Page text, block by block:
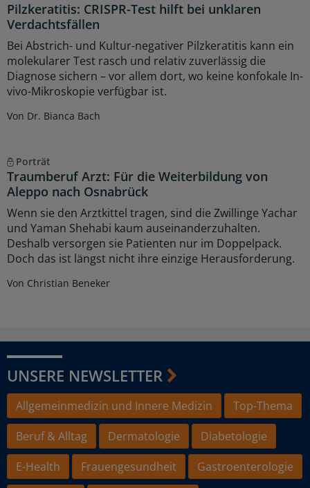
Pilzkeratitis: CRISPR-Test hilft bei unklaren
Verdachtsfällen
Bei Abstrich- und Kultur-negativer Pilzkeratitis kann ein
molekularer Test rasch und relativ zuverlässig die
Diagnose sichern – vor allem dort, wo keine konfokale In-
vivo-Mikroskopie verfügbar ist.
Von Dr. Bianca Bach
Porträt
Traumberuf Arzt: Für die Weiterbildung von
Aleppo nach Osnabrück
Wenn sie den Arztkittel tragen, sind die Zwillinge Yachar
und Yaman Shehabi kaum auseinanderzuhalten.
Deshalb versorgen sie Patienten nur im Doppelpack.
Doch das ist längst nicht ihre einzige Herausforderung.
Von Christian Beneker
UNSERE NEWSLETTER
Allgemeinmedizin und Innere Medizin
Top-Thema
Beruf & Alltag
Dermatologie
Diabetologie
E-Health
Frauengesundheit
Gastroenterologie